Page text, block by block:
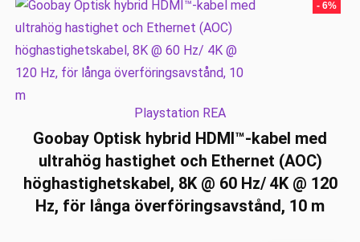
- 6%
Playstation REA
Goobay Optisk hybrid HDMI™-kabel med
ultrahög hastighet och Ethernet (AOC)
höghastighetskabel, 8K @ 60 Hz/ 4K @ 120
Hz, för långa överföringsavstånd, 10 m